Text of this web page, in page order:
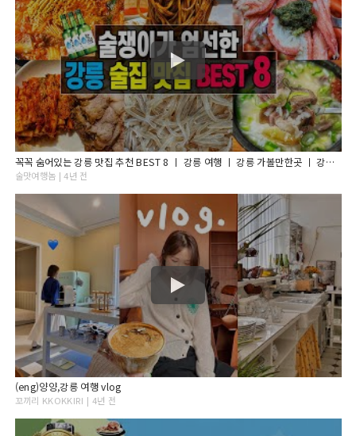
꼭꼭 숨어있는 강릉 맛집 추천 BEST 8 ㅣ 강릉 여행 ㅣ 강릉 가볼만한곳 ㅣ 강릉 1박2일 코스 ㅣ 강원도 여행
술맛여행놈 | 4년 전
(eng)양양,강릉 여행 vlog
꼬끼리 KKOKKIRI | 4년 전